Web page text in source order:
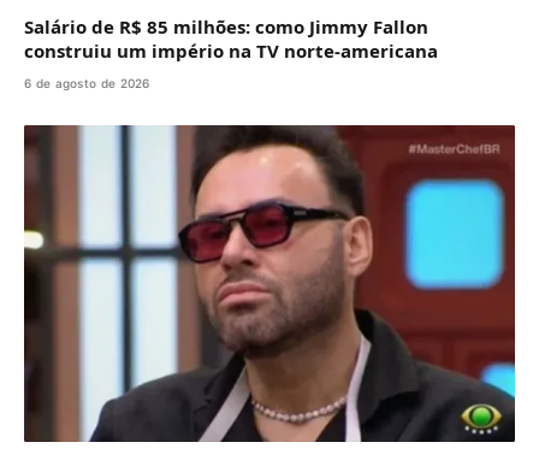
Salário de R$ 85 milhões: como Jimmy Fallon
construiu um império na TV norte-americana
6 de agosto de 2026